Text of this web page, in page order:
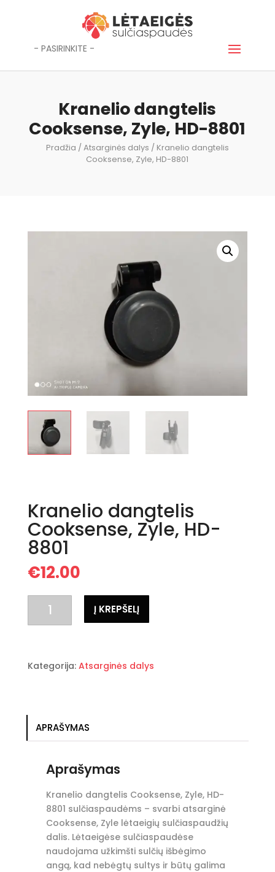
- PASIRINKITE -
Kranelio dangtelis
Cooksense, Zyle, HD-8801
Pradžia /Atsarginės dalys / Kranelio dangtelis
Cooksense, Zyle, HD-8801
Kranelio dangtelis
Cooksense, Zyle, HD-
8801
€12.00
kiekis:
Kranelio
Zyle,
Į KREPŠELĮ
Kategorija: Atsarginės dalys
APRAŠYMAS
Aprašymas
Kranelio dangtelis Cooksense, Zyle, HD-
8801 sulčiaspaudėms – svarbi atsarginė
Cooksense, Zyle lėtaeigių sulčiaspaudžių
dalis. Lėtaeigėse sulčiaspaudėse
naudojama užkimšti sulčių išbėgimo
angą, kad nebėgtų sultys ir būtų galima